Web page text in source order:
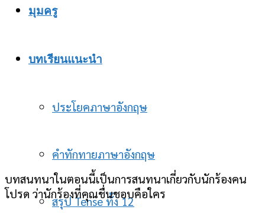
มุมครู
บทเรียนแนะนำ
ประโยคภาษาอังกฤษ
คำทักทายภาษาอังกฤษ
สรุป Tense ทั้ง 12
บทสนทนาในตอนนี้เป็นการสนทนาเกี่ยวกับนักร้องคน
โปรด ว่านักร้องที่คุณชื่นชอบคือใคร